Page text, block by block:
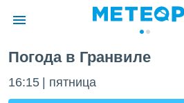
о
Погода в Гранвиле
16:15 пятница